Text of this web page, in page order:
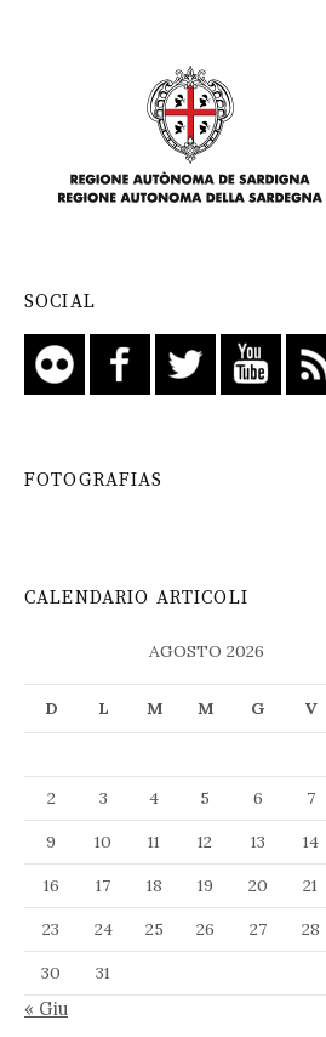
SOCIAL
FOTOGRAFIAS
CALENDARIO ARTICOLI
AGOSTO 2026
D L M M G V
2
3 4 5 6 7
9
10 11 12 13 14
16
17 18 19 20 21
23
24 25 26 27 28
30
31
« Giu